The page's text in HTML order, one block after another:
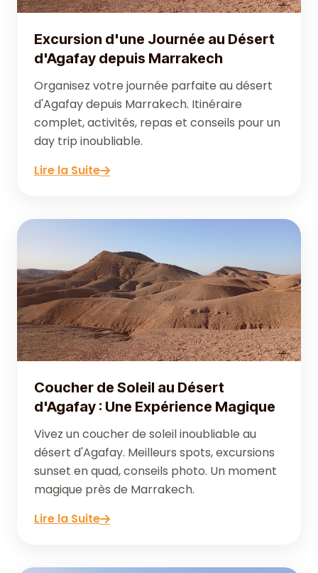
Excursion d'une Journée au Désert
d'Agafay depuis Marrakech
Organisez votre journée parfaite au désert
d'Agafay depuis Marrakech. Itinéraire
complet, activités, repas et conseils pour un
day trip inoubliable.
Lire la Suite
Coucher de Soleil au Désert
d'Agafay : Une Expérience Magique
Vivez un coucher de soleil inoubliable au
désert d'Agafay. Meilleurs spots, excursions
sunset en quad, conseils photo. Un moment
magique près de Marrakech.
Lire la Suite